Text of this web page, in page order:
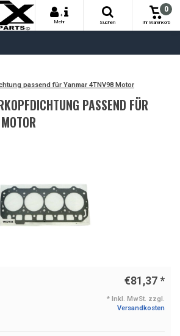
+
Mehr
Suchen
0
Ihr Warenkorb
passend für Yanmar 4TNV98 Motor
PASSEND FÜR
€81,37*
* Inkl. MwSt. zzgl.
Versandkosten